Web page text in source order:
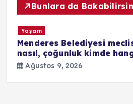
Bunlara da
Yaşam
Menderes Belediyesi
nasıl, çoğunluk kimde
Ağustos 9, 2026